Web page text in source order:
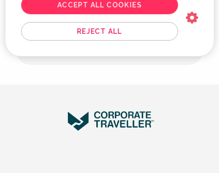
Gestion de l'utilisation des cookies
Traitement ultérieur des données
REJECT ALL
ACCEPT ALL COOKIES